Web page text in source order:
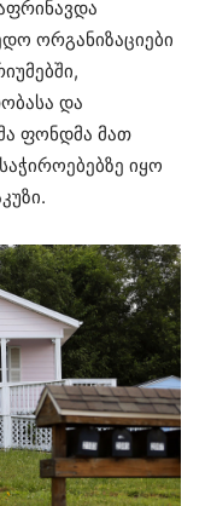
ორგანიზაციები
და
ფონდმა მათ
იყო